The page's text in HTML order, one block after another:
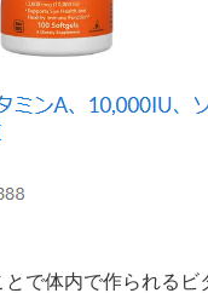
で体内で作られるビ